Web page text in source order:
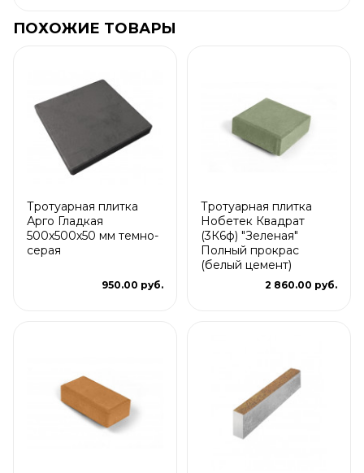
ПОХОЖИЕ ТОВАРЫ
Тротуарная плитка
Арго Гладкая
500x500x50 мм темно-
серая
950.00 руб.
Тротуарная плитка
Нобетек Квадрат
(3К6ф) "Зеленая"
Полный прокрас
(белый цемент)
2 860.00 руб.